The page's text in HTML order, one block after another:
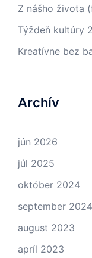
Z nášho života
Týždeň kultúry
Kreatívne bez
Archív
jún 2026
júl 2025
október 2024
september 2024
august 2023
apríl 2023